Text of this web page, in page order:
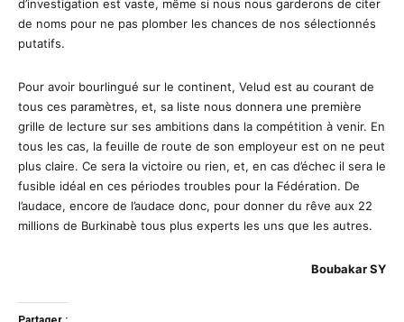
d’investigation est vaste, même si nous nous garderons de citer
de noms pour ne pas plomber les chances de nos sélectionnés
putatifs.
Pour avoir bourlingué sur le continent, Velud est au courant de
tous ces paramètres, et, sa liste nous donnera une première
grille de lecture sur ses ambitions dans la compétition à venir. En
tous les cas, la feuille de route de son employeur est on ne peut
plus claire. Ce sera la victoire ou rien, et, en cas d’échec il sera le
fusible idéal en ces périodes troubles pour la Fédération. De
l’audace, encore de l’audace donc, pour donner du rêve aux 22
millions de Burkinabè tous plus experts les uns que les autres.
Boubakar SY